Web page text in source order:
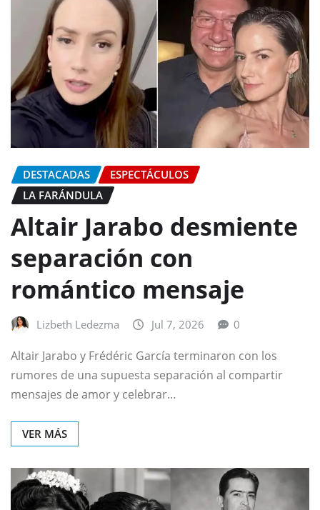
DESTACADAS
ESPECTÁCULOS
LA FARÁNDULA
Altair Jarabo desmiente
separación con
romántico mensaje
Lizbeth Ledezma Jul 7, 2026 0
Altair Jarabo y Frédéric García terminaron con los
rumores de una supuesta separación al compartir
mensajes de amor y celebrar…
VER MÁS